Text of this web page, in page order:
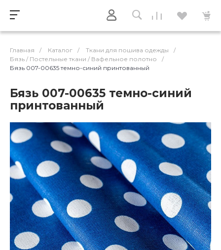
Главная / Каталог / Ткани для пошива одежды
/
Бязь / Постельные ткани / Вафельное полотно
/
Бязь 007-00635 темно-синий принтованный
Бязь 007-00635 темно-синий
принтованный